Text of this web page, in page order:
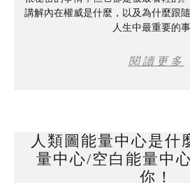
講解內在權威是什麼，以及為什麼跟
人生中最重要的事
閱讀更多
人類圖能量中心是什
量中心/空白能量中
你！